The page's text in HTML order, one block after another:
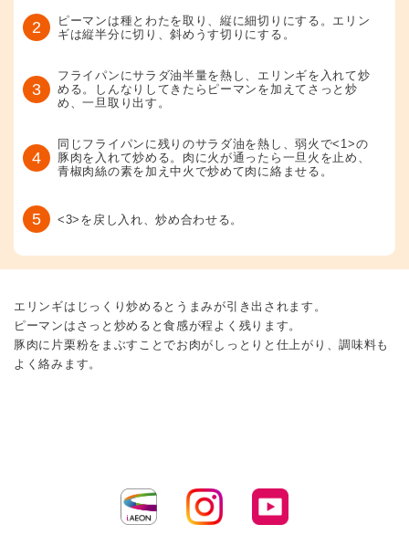
2
ピーマンは種とわたを取り、縦に細切りにする。エリン
ギは縦半分に切り、斜めうす切りにする。
3
フライパンにサラダ油半量を熱し、エリンギを入れて炒
める。しんなりしてきたらピーマンを加えてさっと炒
め、一旦取り出す。
4
同じフライパンに残りのサラダ油を熱し、弱火で<1>の
豚肉を入れて炒める。肉に火が通ったら一旦火を止め、
青椒肉絲の素を加え中火で炒めて肉に絡ませる。
5 <3>を戻し入れ、炒め合わせる。
エリンギはじっくり炒めるとうまみが引き出されます。
ピーマンはさっと炒めると食感が程よく残ります。
豚肉に片栗粉をまぶすことでお肉がしっとりと仕上がり、調味料も
よく絡みます。